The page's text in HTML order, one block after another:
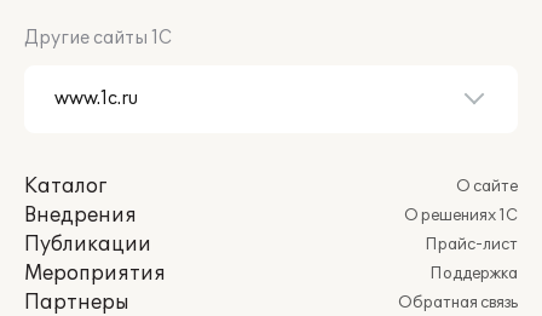
Другие сайты 1С
Каталог
Внедрения
Публикации
Мероприятия
Партнеры
О сайте
О решениях 1С
Прайс-лист
Поддержка
Обратная связь